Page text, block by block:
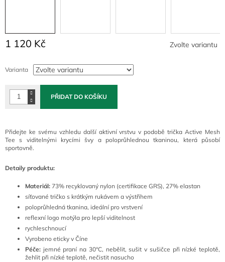
1 120 Kč
cena:
Zvolte variantu
Varianta
PŘIDAT DO KOŠÍKU
Přidejte ke svému vzhledu další aktivní vrstvu v podobě trička Active Mesh
Tee s viditelnými krycími švy a poloprůhlednou tkaninou, která působí
sportovně.
Detaily produktu:
Materiál: 73% recyklovaný nylon (certifikace GRS), 27% elastan
síťované tričko s krátkým rukávem a výstřihem
poloprůhledná tkanina, ideální pro vrstvení
reflexní logo motýla pro lepší viditelnost
rychleschnoucí
Vyrobeno eticky v Číne
Péče: jemné praní na 30°C, nebělit, sušit v sušičce při nízké teplotě,
žehlit při nízké teplotě, nečistit nasucho